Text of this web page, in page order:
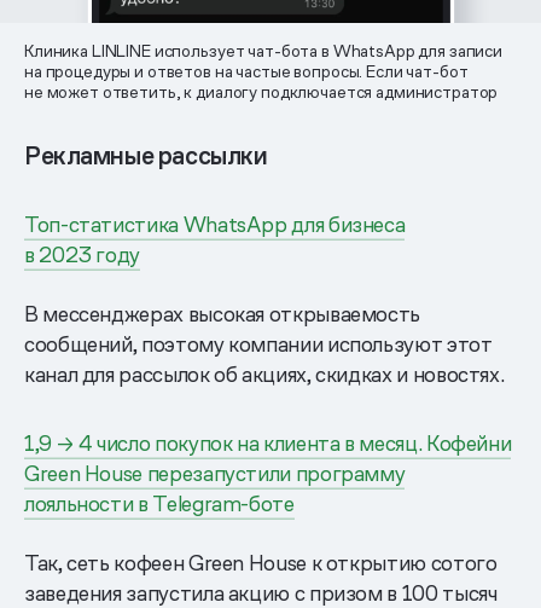
Клиника LINLINE использует чат-бота в WhatsApp для записи
на процедуры и ответов на частые вопросы. Если чат-бот
не может ответить, к диалогу подключается администратор
Рекламные рассылки
Топ-статистика WhatsApp для бизнеса
в 2023 году
В мессенджерах высокая открываемость
сообщений, поэтому компании используют этот
канал для рассылок об акциях, скидках и новостях.
1,9 → 4 число покупок на клиента в месяц. Кофейни
Green House перезапустили программу
лояльности в Telegram-боте
Так, сеть кофеен Green House к открытию сотого
заведения запустила акцию с призом в 100 тысяч